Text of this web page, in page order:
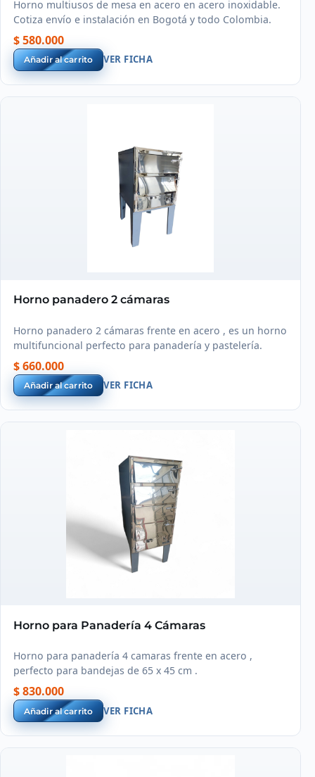
Horno multiusos de mesa en acero en acero inoxidable.
Cotiza envío e instalación en Bogotá y todo Colombia.
$ 580.000
Añadir al carrito VER FICHA
Horno panadero 2 cámaras
Horno panadero 2 cámaras frente en acero , es un horno
multifuncional perfecto para panadería y pastelería.
$ 660.000
Añadir al carrito VER FICHA
Horno para Panadería 4 Cámaras
Horno para panadería 4 camaras frente en acero ,
perfecto para bandejas de 65 x 45 cm .
$ 830.000
Añadir al carrito VER FICHA